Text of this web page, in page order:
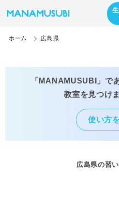
ホーム 広島県
「MANAMUSUBI」で
教室を見つけ
使い方
広島県の習